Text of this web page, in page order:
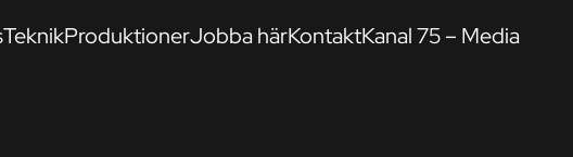
TeknikProduktionerJobba härKontaktKanal 75 – Media